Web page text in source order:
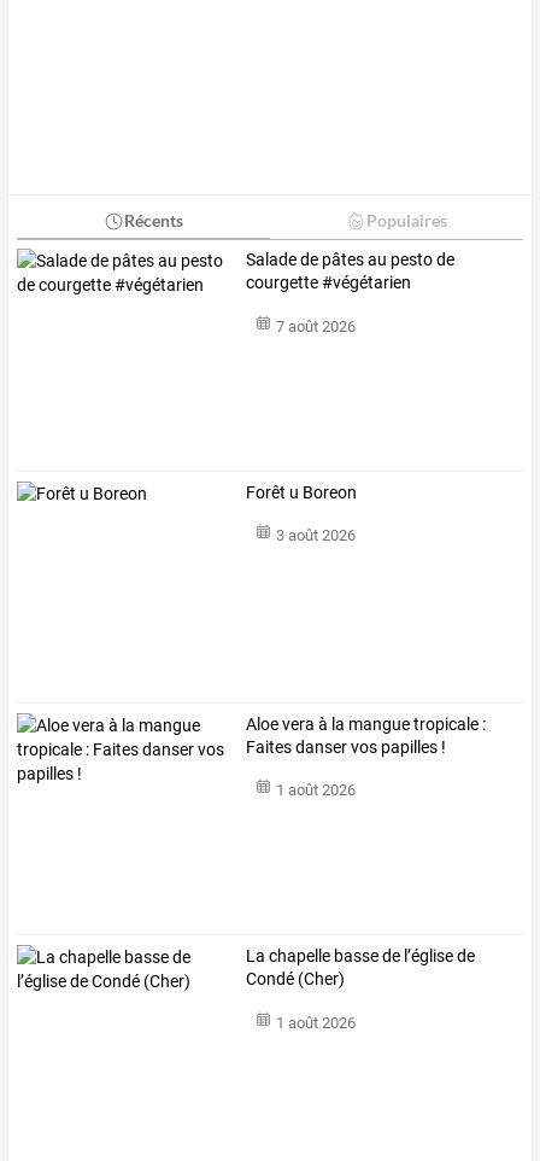
Récents Populaires
Salade de pâtes au pesto de
courgette #végétarien
7 août 2026
Forêt u Boreon
3 août 2026
Aloe vera à la mangue tropicale :
Faites danser vos papilles !
1 août 2026
La chapelle basse de l’église de
Condé (Cher)
1 août 2026